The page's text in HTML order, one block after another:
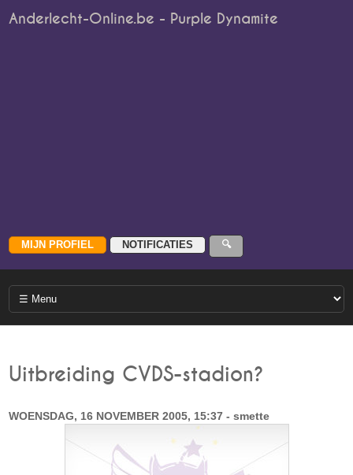
Anderlecht-Online.be - Purple Dynamite
Uitbreiding CVDS-stadion?
WOENSDAG, 16 NOVEMBER 2005, 15:37 - smette